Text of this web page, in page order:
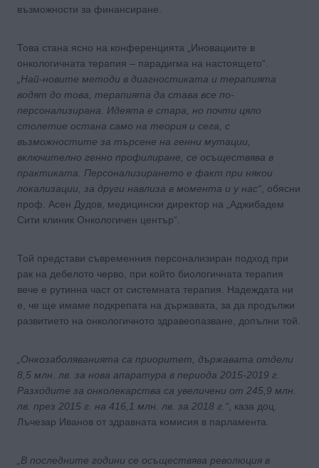
възможности за финансиране.
Това стана ясно на конференцията „Иновациите в
онкологичната терапия – парадигма на настоящето“.
„Най-новите методи в диагностиката и терапията
водят до това, терапията да става все по-
персонализирана. Идеята е стара, но почти цяло
столетие остана само на теория и сега, с
възможностите за търсене на генни мутации,
включително генно профилиране, се осъществява в
практиката. Персонализирането е факт при някои
локализации, за други навлиза в момента и у нас“ , обясни
проф. Асен Дудов, медицински директор на „Аджибадем
Сити клиник Онкологичен център“.
Той представи съвременния персонализиран подход при
рак на дебелото черво, при който биологичната терапия
вече е рутинна част от системната терапия. Надеждата ни
е, че ще имаме подкрепата на държавата, за да продължи
развитието на онкологичното здравеопазване, допълни той.
„Онкозаболяванията са приоритет, държавата отдели
8,5 млн. лв. за нова апаратура в периода 2015-2019 г.
Разходите за онколекарства са увеличени от 245,9 млн.
лв. през 2015 г. на 416,1 млн. лв. за 2018 г.“ , каза доц.
Лъчезар Иванов от здравната комисия в парламента.
„В последните години се осъществява революция в